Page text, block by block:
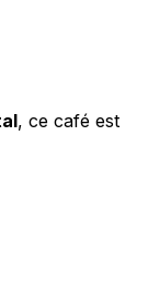
, ce café est